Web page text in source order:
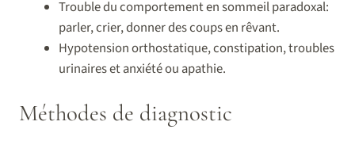
Trouble du comportement en sommeil paradoxal:
parler, crier, donner des coups en rêvant.
Hypotension orthostatique, constipation, troubles
urinaires et anxiété ou apathie.
Méthodes de diagnostic